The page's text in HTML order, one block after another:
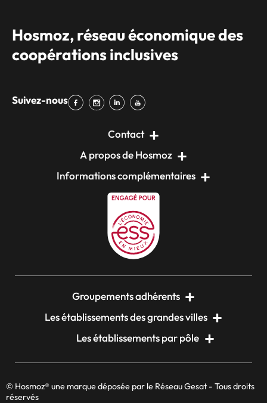
Hosmoz, réseau économique des
coopérations inclusives
Suivez-nous
Contact
A propos de Hosmoz
Informations complémentaires
Groupements adhérents
Les établissements des grandes villes
Les établissements par pôle
© Hosmoz® une marque déposée par le Réseau Gesat - Tous droits
réservés